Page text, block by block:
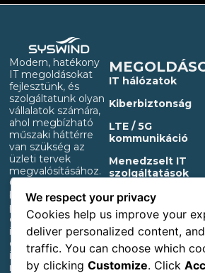
Modern, hatékony
IT megoldásokat
fejlesztünk, és
szolgáltatunk olyan
vállalatok számára,
ahol megbízható
műszaki háttérre
van szükség az
üzleti tervek
megvalósításához.
Gyors megtérülést
biztosító,
professzionális IT és
elkülönített OT
infrastruktúrát
építünk ki akár
induló ipari,
mezőgazdasági,
IT hálózatok
Kiberbiztonság
LTE / 5G
kommunikáció
Menedzselt IT
szolgáltatások
OT infrastruktúra
támogatás
B2B webshop
We respect your privacy
Cookies help us improve your
deliver personalized content,
traffic. You can choose which
by clicking Customize. Click